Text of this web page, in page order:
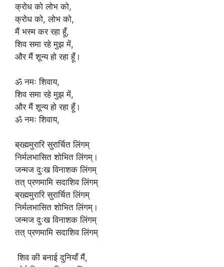
क्रोध को लोभ को,
क्रोध को, लोभ को,
मैं भस्म कर रहा हूँ,
शिव समा रहे मुझ में,
और मैं शून्य हो रहा हूँ।
ॐ नमः शिवाय,
शिव समा रहे मुझ में,
और मैं शून्य हो रहा हूँ।
ॐ नमः शिवाय,
ब्रह्ममुरारि सुरार्चित लिंगम्
निर्मलभासित शोभित लिंगम्।
जन्मज दुःख विनाशक लिंगम्
तत् प्रणमामि सदाशिव लिंगम्
ब्रह्ममुरारि सुरार्चित लिंगम्
निर्मलभासित शोभित लिंगम्।
जन्मज दुःख विनाशक लिंगम्
तत् प्रणमामि सदाशिव लिंगम्
शिव की बनाई दुनियाँ मैं,